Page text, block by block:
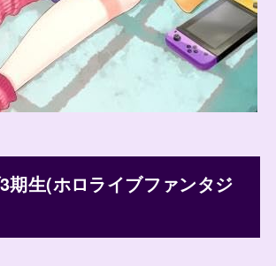
期生(ホロライブファンタジ